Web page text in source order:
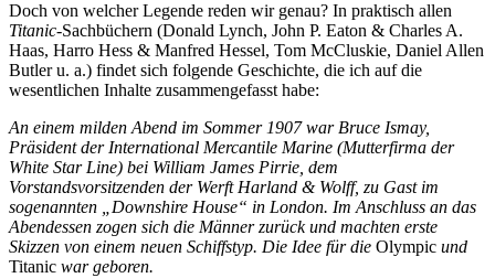
Doch von welcher Legende reden wir genau? In praktisch allen
Titanic-Sachbüchern (Donald Lynch, John P. Eaton & Charles A.
Haas, Harro Hess & Manfred Hessel, Tom McCluskie, Daniel Allen
Butler u. a.) findet sich folgende Geschichte, die ich auf die
wesentlichen Inhalte zusammengefasst habe:
An einem milden Abend im Sommer 1907 war Bruce Ismay,
Präsident der International Mercantile Marine (Mutterfirma der
White Star Line) bei William James Pirrie, dem
Vorstandsvorsitzenden der Werft Harland & Wolff, zu Gast im
sogenannten „Downshire House“ in London. Im Anschluss an das
Abendessen zogen sich die Männer zurück und machten erste
Skizzen von einem neuen Schiffstyp. Die Idee für die Olympic und
Titanic war geboren.